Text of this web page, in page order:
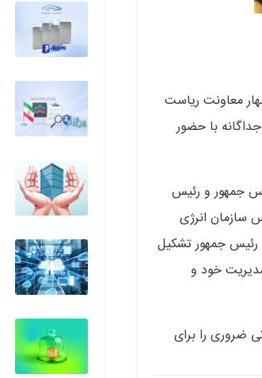
سال ۱۳۹۷ و برنامه‌های سال جاری چهار معاونت ریاست
با حضور
جمهور و رئیس
سازمان انرژی
رئیس جمهور تشکیل
سال ۹۷ در حوزه عملیاتی تحت مدیریت خود و
ضروری را برای